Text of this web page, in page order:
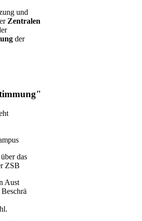
und
Zentralen
der
das
ZSB​
Aust​